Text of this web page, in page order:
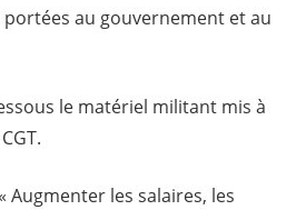
au gouvernement et au
le matériel militant mis à
Augmenter les salaires, les